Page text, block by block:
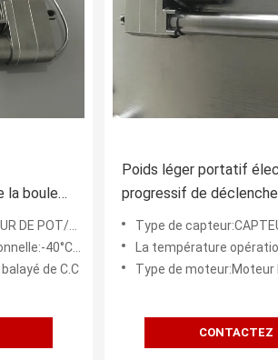
la boule
linéaire de
POT/HALL
(- 104°F/150°)
de C.C
Poids léger portatif
progressif de
de vis de boule
Type de capteur:CAPTEUR
La température opérationnelle:-40°C/
Type de moteur:Moteur
CONTACTEZ